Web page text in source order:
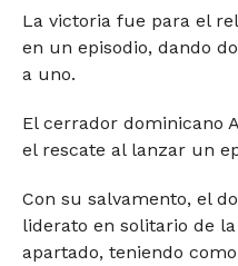
La victoria fue para el
en un episodio, dando
a uno.
El cerrador dominicano
el rescate al lanzar un
Con su salvamento, el
liderato en solitario de
apartado, teniendo